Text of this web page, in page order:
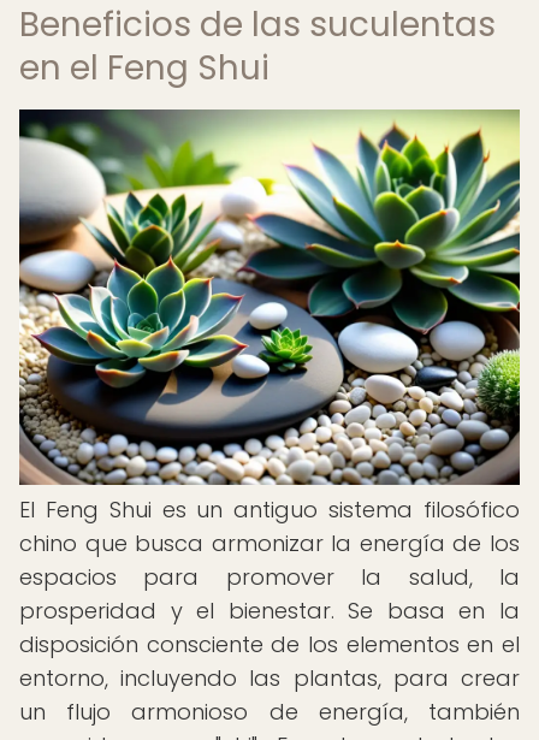
Beneficios de las suculentas
en el Feng Shui
El Feng Shui es un antiguo sistema filosófico
chino que busca armonizar la energía de los
espacios para promover la salud, la
prosperidad y el bienestar. Se basa en la
disposición consciente de los elementos en el
entorno, incluyendo las plantas, para crear
un flujo armonioso de energía, también